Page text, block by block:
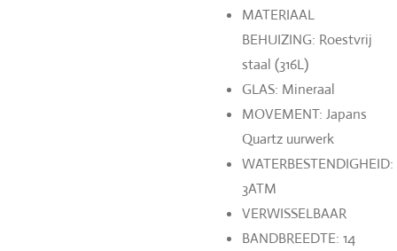
MATERIAAL
BEHUIZING: Roestvrij
staal (316L)
GLAS: Mineraal
MOVEMENT: Japans
Quartz uurwerk
WATERBESTENDIGHEID:
3ATM
VERWISSELBAAR
BANDBREEDTE: 14